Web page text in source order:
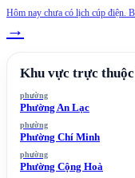
Hôm nay chưa có lịch cúp điện.
→
Khu vực trực thuộc
phường
Phường An Lạc
phường
Phường Chí Minh
phường
Phường Cộng Hoà